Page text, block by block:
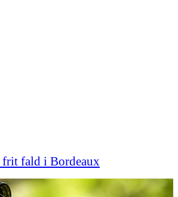
fald i Bordeaux